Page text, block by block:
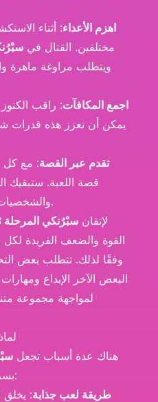
اهزم الأعداء: أثناء
مختلفين. القتال في
ويتطلب مراوغة ماهرة
اجمع المكافآت: راقب
يمكن أن تعزز هذه قدرات
تقدم عبر القصة: مع كل
قصة اللعبة. ستبقيك
والشخصيات والألغاز مشتتًا حتى النهاية.
لإتقان سبْرُنكي المرحلة 3
القوة والضعف الفريدة
وفقًا لذلك. تتطلب بعض
البعض الآخر الإبداع
لمواجهة مجموعة
هناك عدة أسباب تجعل
بسرعة المفضلة لدى المعجبين:
طريقة لعب جذابة: يخلق